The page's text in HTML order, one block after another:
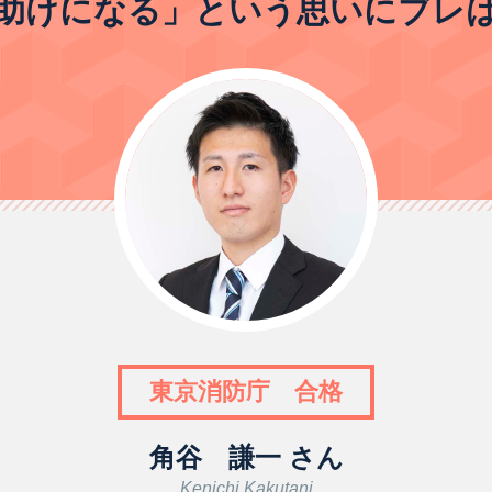
けになる」という思いにブレ
東京消防庁 合格
角谷 謙一 さん
Kenichi Kakutani